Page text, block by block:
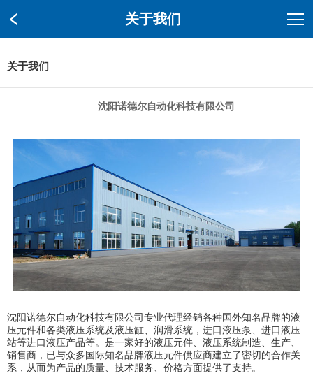
关于我们
关于我们
沈阳诺德尔自动化科技有限公司
沈阳诺德尔自动化科技有限公司专业代理经销各种国外知名品牌的液
压元件和各类液压系统及液压缸、润滑系统，进口液压泵、进口液压
站等进口液压产品等。是一家好的液压元件、液压系统制造、生产、
销售商，已与众多国际知名品牌液压元件供应商建立了密切的合作关
系，从而为产品的质量、技术服务、价格方面提供了支持。